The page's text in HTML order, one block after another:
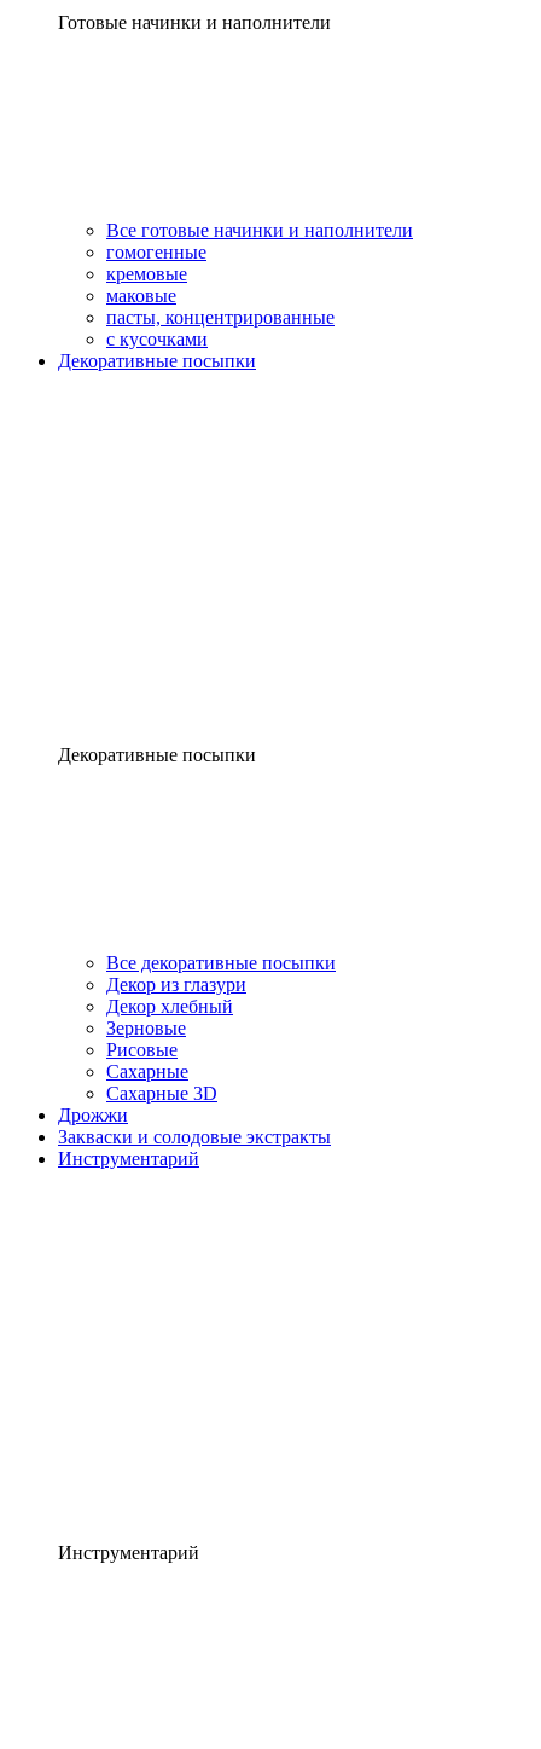
Готовые начинки и наполнители
Все готовые начинки и наполнители
гомогенные
кремовые
маковые
пасты, концентрированные
с кусочками
Декоративные посыпки
Декоративные посыпки
Все декоративные посыпки
Декор из глазури
Декор хлебный
Зерновые
Рисовые
Сахарные
Сахарные 3D
Дрожжи
Закваски и солодовые экстракты
Инструментарий
Инструментарий